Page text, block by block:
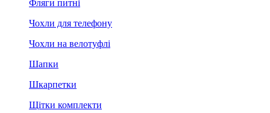
Фляги питні
Чохли для телефону
Чохли на велотуфлі
Шапки
Шкарпетки
Щітки комплекти